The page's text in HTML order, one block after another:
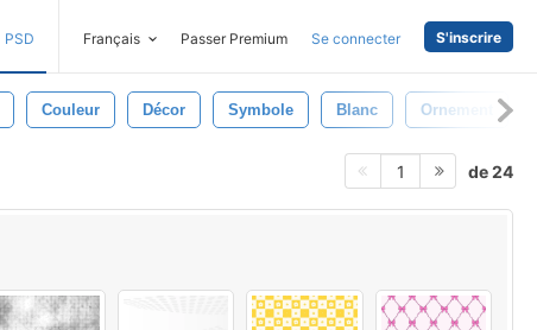
PSD Français Passer Premium Se connecter S'inscrire
Couleur Décor Symbole Blanc Ornement
1 de 24